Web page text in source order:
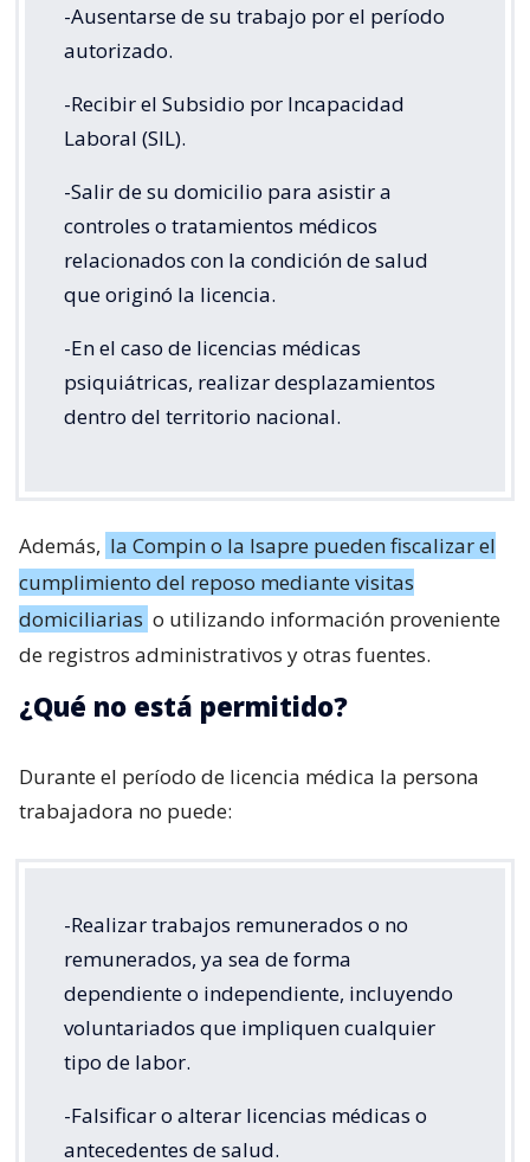
-Ausentarse de su trabajo por el período
autorizado.
-Recibir el Subsidio por Incapacidad
Laboral (SIL).
-Salir de su domicilio para asistir a
controles o tratamientos médicos
relacionados con la condición de salud
que originó la licencia.
-En el caso de licencias médicas
psiquiátricas, realizar desplazamientos
dentro del territorio nacional.
Además, la Compin o la Isapre pueden fiscalizar el
cumplimiento del reposo mediante visitas
domiciliarias o utilizando información proveniente
de registros administrativos y otras fuentes.
¿Qué no está permitido?
Durante el período de licencia médica la persona
trabajadora no puede:
-Realizar trabajos remunerados o no
remunerados, ya sea de forma
dependiente o independiente, incluyendo
voluntariados que impliquen cualquier
tipo de labor.
-Falsificar o alterar licencias médicas o
antecedentes de salud.